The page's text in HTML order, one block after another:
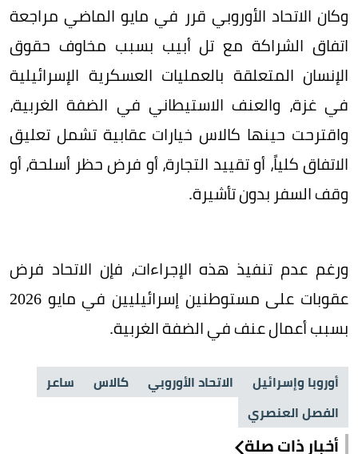
وكان الاتحاد الأوروبي قرر في مايو الماضي مراجعة
اتفاق الشراكة مع تل أبيب بسبب مخاوف حقوق
الإنسان المتعلقة بالعمليات العسكرية الإسرائيلية
في غزة، والعنف الاستيطاني في الضفة الغربية،
واقترحت حينها كالاس خيارات عقابية تشمل تعليق
الاتفاق كلياً، أو تقييد التجارة، أو فرض حظر أسلحة، أو
وقف السفر بدون تأشيرة.
ورغم عدم تنفيذ هذه الإجراءات، فإن الاتحاد فرض
عقوبات على مستوطنين إسرائيليين في مايو 2026
بسبب أعمال عنف في الضفة الغربية.
أوروبا وإسرائيل الاتحاد الأوروبي كالاس
ساعر
الفصل العنصري
أخبار ذات صلة